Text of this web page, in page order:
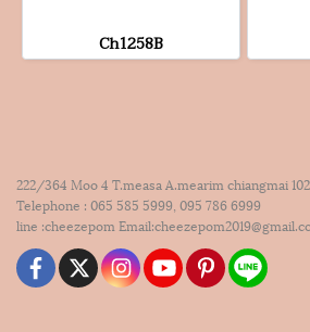
Ch1258B
222/364 Moo 4 T.measa A.mearim chiangmai
Telephone : 065 585 5999, 095 786 6999
line :cheezepom